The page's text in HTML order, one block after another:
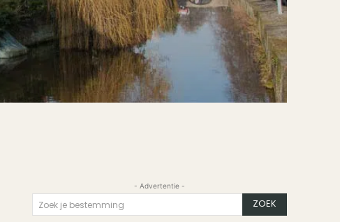
- Advertentie -
Zoek je bestemming ZOEK